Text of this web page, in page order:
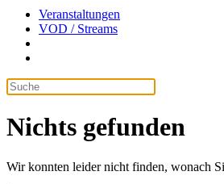
Veranstaltungen
VOD / Streams
Nichts gefunden
Wir konnten leider nicht finden, wonach